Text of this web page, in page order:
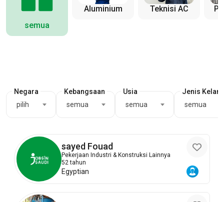
semua
Aluminium Teknisi AC
Negara
pilih
Kebangsaan
semua
Usia
semua
Jenis
semua
sayed Fouad
Pekerjaan Industri & Konstruksi Lainnya
52 tahun
Egyptian